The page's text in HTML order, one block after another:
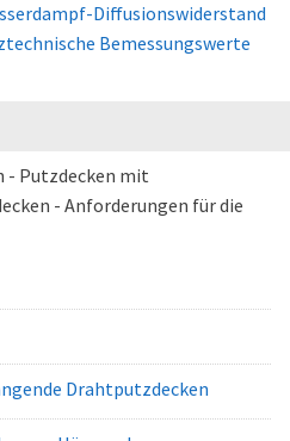
Diffusionswiderstand
Bemessungswerte
- Putzdecken mit
- Anforderungen für die
Drahtputzdecken